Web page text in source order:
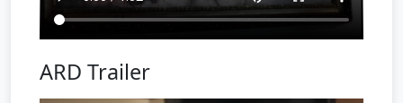
ARD Trailer